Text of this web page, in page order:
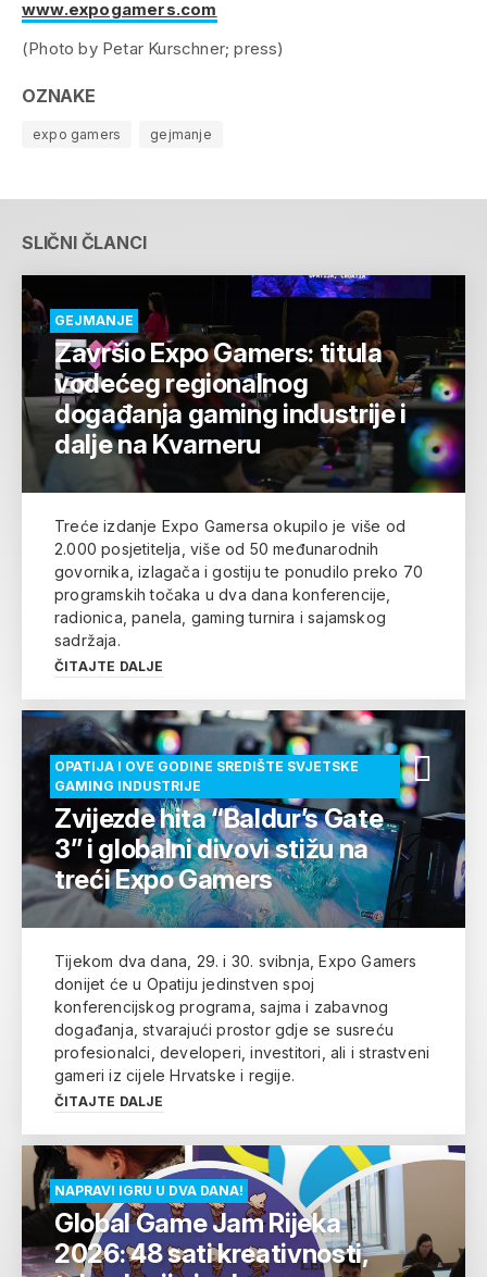
www.expogamers.com
(Photo by Petar Kurschner; press)
OZNAKE
expo gamers gejmanje
SLIČNI ČLANCI
GEJMANJE
Završio Expo Gamers: titula
vodećeg regionalnog
događanja gaming industrije i
dalje na Kvarneru
Treće izdanje Expo Gamersa okupilo je više od
2.000 posjetitelja, više od 50 međunarodnih
govornika, izlagača i gostiju te ponudilo preko 70
programskih točaka u dva dana konferencije,
radionica, panela, gaming turnira i sajamskog
sadržaja.
ČITAJTE DALJE
OPATIJA I OVE GODINE SREDIŠTE SVJETSKE
GAMING INDUSTRIJE
Zvijezde hita “Baldur’s Gate
3” i globalni divovi stižu na
treći Expo Gamers
Tijekom dva dana, 29. i 30. svibnja, Expo Gamers
donijet će u Opatiju jedinstven spoj
konferencijskog programa, sajma i zabavnog
događanja, stvarajući prostor gdje se susreću
profesionalci, developeri, investitori, ali i strastveni
gameri iz cijele Hrvatske i regije.
ČITAJTE DALJE
NAPRAVI IGRU U DVA DANA!
Global Game Jam Rijeka
2026: 48 sati kreativnosti,